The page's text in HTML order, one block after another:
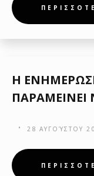
Η
ΠΑΡΑΜΕΙΝΕΙ
28 ΑΥΓΟΎΣΤΟΥ